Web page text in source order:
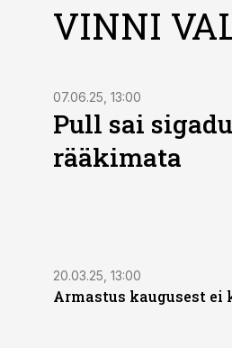
VINNI
07.06.25, 13:00
Pull sai
rääkimata
20.03.25, 13:00
Armastus kaugusest ei